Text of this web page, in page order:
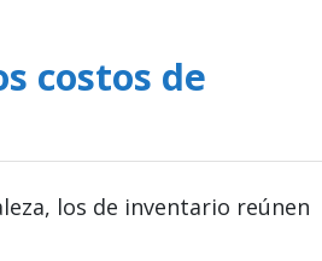
costos de
los de inventario reúnen